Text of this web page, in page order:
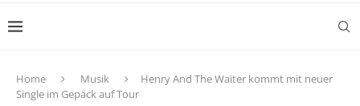
Home Musik
Henry And The Waiter kommt mit neuer
Single im Gepäck auf Tour